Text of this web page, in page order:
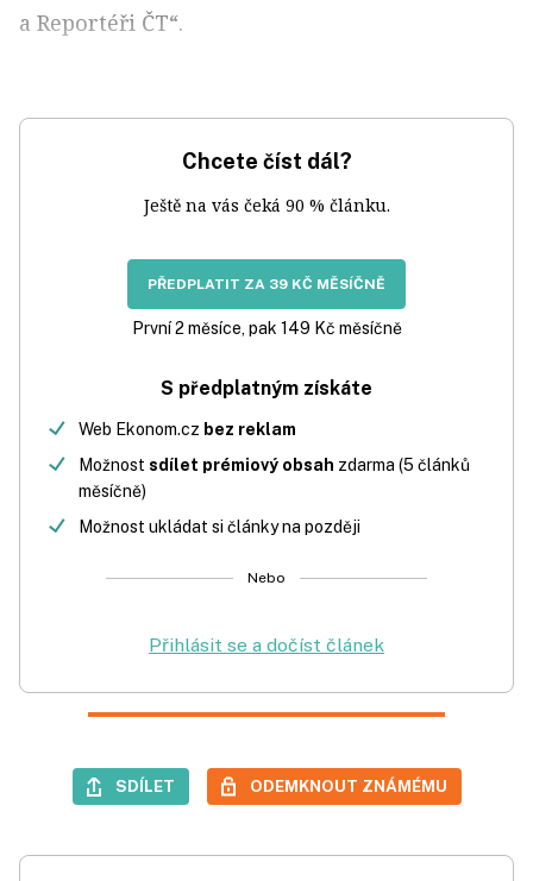
a Reportéři ČT“.
Chcete číst dál?
Ještě na vás čeká 90 % článku.
PŘEDPLATIT ZA 39 KČ MĚSÍČNĚ
První 2 měsíce, pak 149 Kč měsíčně
S předplatným získáte
Web Ekonom.cz bez reklam
Možnost sdílet prémiový obsah zdarma (5 článků
měsíčně)
Možnost ukládat si články na později
Nebo
Přihlásit se a dočíst článek
SDÍLET ODEMKNOUT ZNÁMÉMU